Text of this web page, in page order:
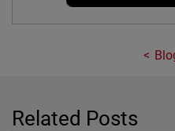
Related Posts